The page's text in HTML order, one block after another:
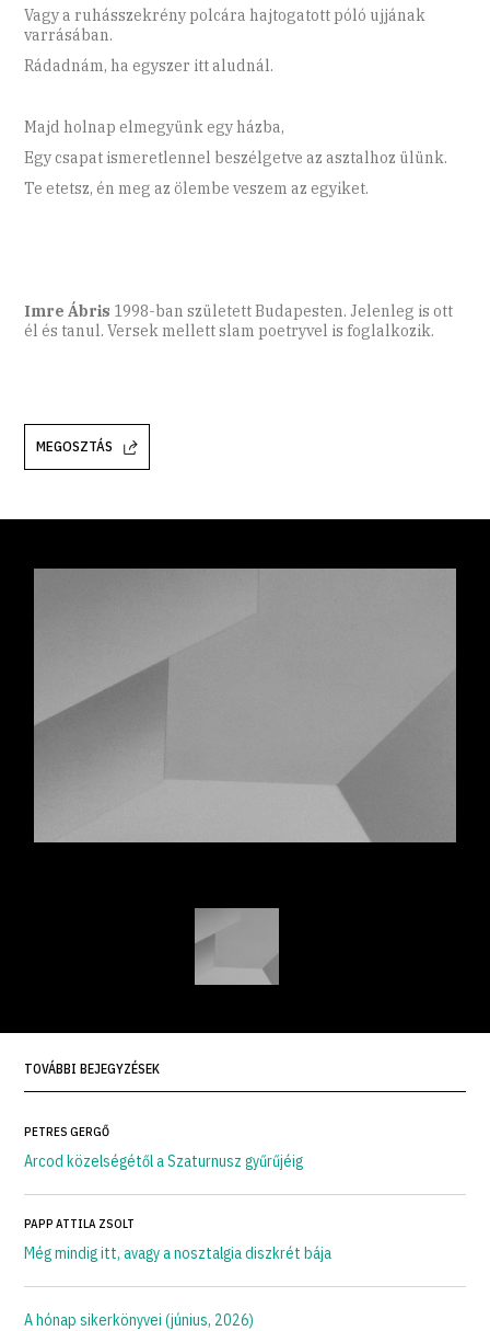
Vagy a ruhásszekrény polcára hajtogatott póló ujjának
varrásában.
Rádadnám, ha egyszer itt aludnál.
Majd holnap elmegyünk egy házba,
Egy csapat ismeretlennel beszélgetve az asztalhoz ülünk.
Te etetsz, én meg az ölembe veszem az egyiket.
Imre Ábris 1998-ban született Budapesten. Jelenleg is ott
él és tanul. Versek mellett slam poetryvel is foglalkozik.
MEGOSZTÁS
TOVÁBBI BEJEGYZÉSEK
PETRES GERGŐ
Arcod közelségétől a Szaturnusz gyűrűjéig
PAPP ATTILA ZSOLT
Még mindig itt, avagy a nosztalgia diszkrét bája
A hónap sikerkönyvei (június, 2026)